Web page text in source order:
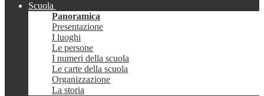
Scuola
Panoramica
Presentazione
I luoghi
Le persone
I numeri della scuola
Le carte della scuola
Organizzazione
La storia